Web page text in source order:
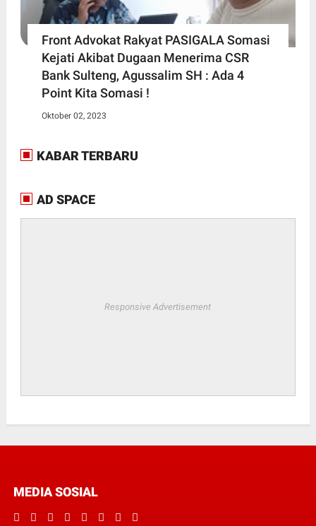
Front Advokat Rakyat PASIGALA Somasi
Kejati Akibat Dugaan Menerima CSR
Bank Sulteng, Agussalim SH : Ada 4
Point Kita Somasi !
Oktober 02, 2023
KABAR TERBARU
AD SPACE
Responsive Advertisement
MEDIA SOSIAL